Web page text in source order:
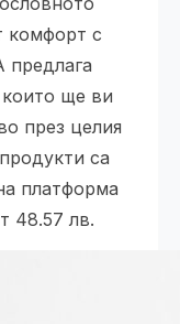
комфорт с
ще ви
през целия
са
платформа
48.57 лв.